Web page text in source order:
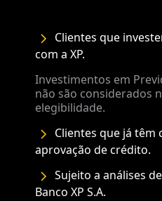
Clientes que
com a XP.
Investimentos em
não são considerados
elegibilidade.
Clientes que já têm
aprovação de crédito.
Sujeito a análises
Banco XP S.A.